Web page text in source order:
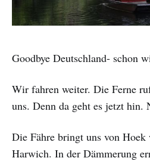
Goodbye Deutschland- schon
Wir fahren weiter. Die Ferne
uns. Denn da geht es jetzt hin.
Die Fähre bringt uns von
Harwich. In der Dämmerung